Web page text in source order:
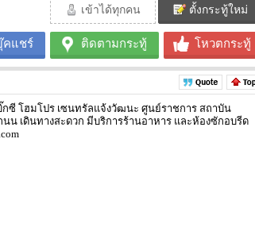
เข้าได้ทุกคน ตั้งกระทู้ใหม่
คแชร์ ติดตามกระทู้ โหวตกระทู้
กซี โฮมโปร เซนทรัลแจ้งวัฒนะ ศูนย์ราชการ สถาบัน
น เดินทางสะดวก มีบริการร้านอาหาร และห้องซักอบรีด